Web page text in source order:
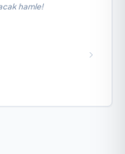
hamle!